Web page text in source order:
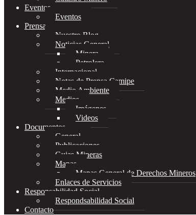
Eventos
Eventos
Prensa
Nuestro Blog
Noticias General
Minera
Petrolera
Internacional
Notas de Prensa Camipe
Medio Ambiente
Medios
Imágenes
Videos
Documentos
General
Publicaciones
Guias Mineras
Mapas
Mapas General de Derechos Mineros
Enlaces de Servicios
Responsabilidad Social
Respondsabilidad Social
Contacto